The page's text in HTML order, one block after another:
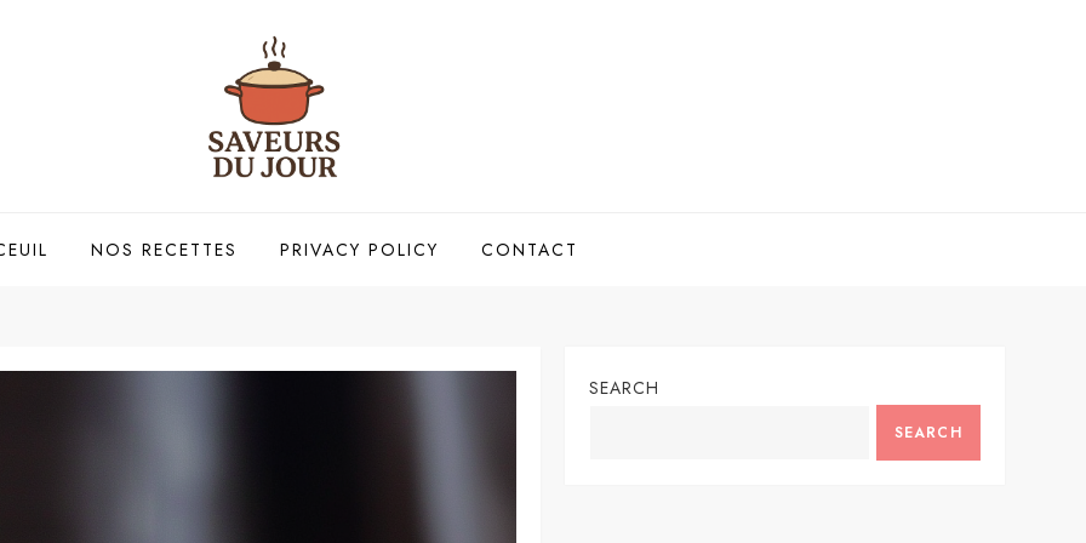
NOS RECETTES PRIVACY POLICY CONTACT
SEARCH
SEARCH